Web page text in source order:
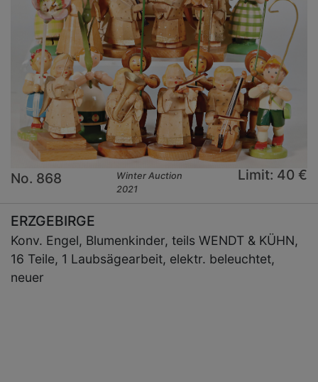
No. 868
Winter Auction
2021
Limit: 40 €
ERZGEBIRGE
Konv. Engel, Blumenkinder, teils WENDT & KÜHN,
16 Teile, 1 Laubsägearbeit, elektr. beleuchtet,
neuer